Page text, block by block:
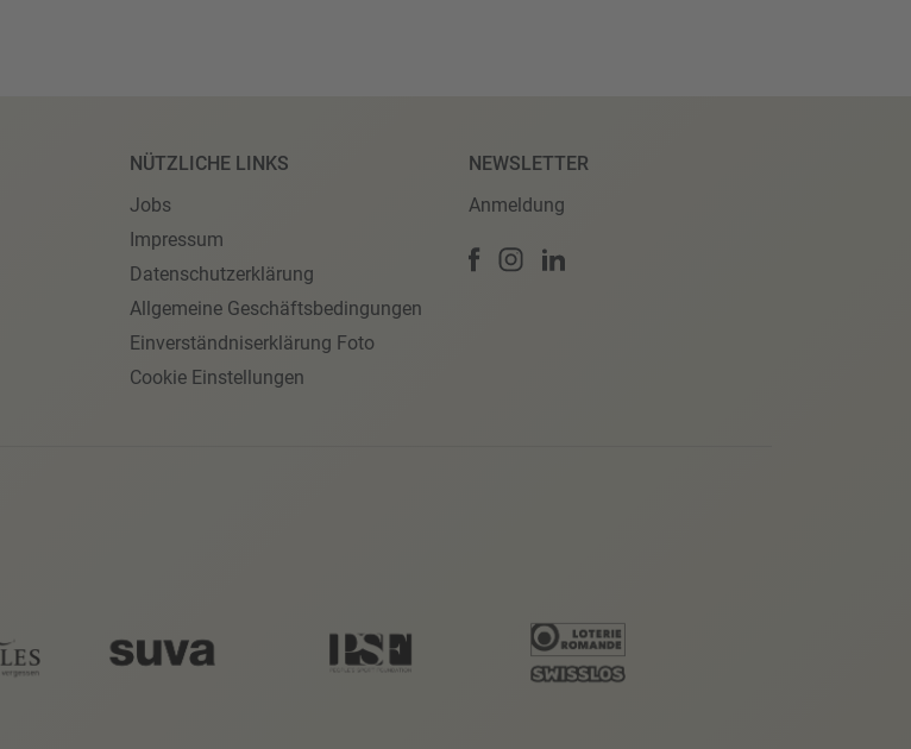
NÜTZLICHE LINKS
Jobs
Impressum
Datenschutzerklärung
Allgemeine Geschäftsbedingungen
Einverständniserklärung Foto
Cookie Einstellungen
NEWSLETTER
Anmeldung